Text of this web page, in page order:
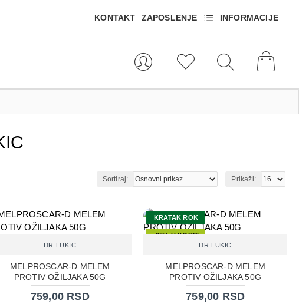
KONTAKT ZAPOSLENJE INFORMACIJE
Sortiraj: Prikaži:
DR LUKIC
MELPROSCAR-D MELEM
PROTIV OŽILJAKA 50G
759,00 RSD
KRATAK ROK
-30% U KORPI
DR LUKIC
MELPROSCAR-D MELEM
PROTIV OŽILJAKA 50G
759,00 RSD